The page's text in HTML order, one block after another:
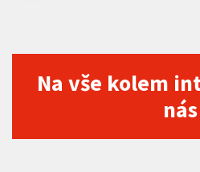
Na vše kolem
nás